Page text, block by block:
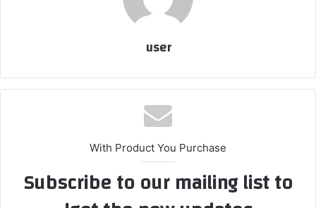
user
With Product You Purchase
Subscribe to our mailing list to